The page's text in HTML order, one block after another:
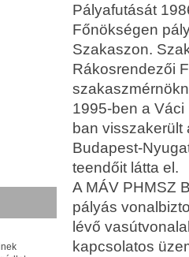
Pályafutását
Főnökségen
Szakaszon.
Rákosrendezői
1995-ben a
ban visszakerült
Budapest-
teendőit látta el.
A MÁV PHMSZ
pályás
lévő
kapcsolatos